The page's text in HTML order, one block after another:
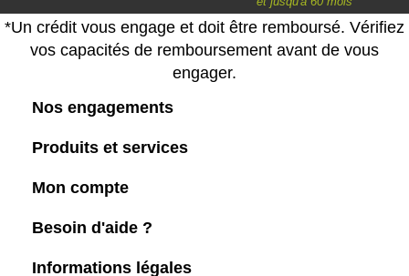
*Un crédit vous engage et doit être remboursé. Vérifiez
vos capacités de remboursement avant de vous
engager.
Nos engagements
Produits et services
Mon compte
Besoin d'aide ?
Informations légales